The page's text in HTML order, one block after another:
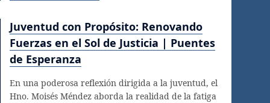
Juventud con Propósito: Renovando
Fuerzas en el Sol de Justicia | Puentes
de Esperanza
En una poderosa reflexión dirigida a la juventud, el
Hno. Moisés Méndez aborda la realidad de la fatiga